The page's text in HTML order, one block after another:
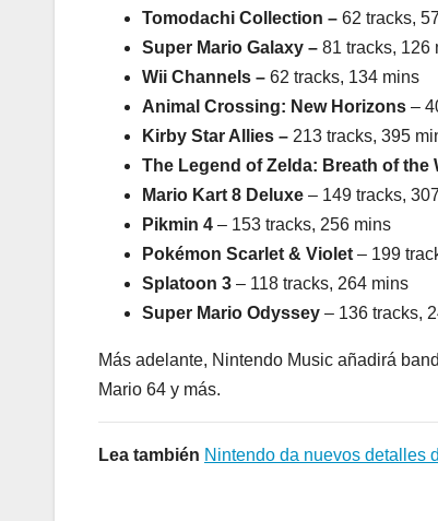
Tomodachi Collection – 62 tracks,
Super Mario Galaxy – 81 tracks, 126
Wii Channels – 62 tracks, 134 mins
Animal Crossing: New Horizons –
Kirby Star Allies – 213 tracks, 395
The Legend of Zelda: Breath of the
Mario Kart 8 Deluxe – 149 tracks,
Pikmin 4 – 153 tracks, 256 mins
Pokémon Scarlet & Violet – 199
Splatoon 3 – 118 tracks, 264 mins
Super Mario Odyssey – 136 tracks,
Más adelante, Nintendo Music añadirá
Mario 64 y más.
Lea también Nintendo da nuevos detalles